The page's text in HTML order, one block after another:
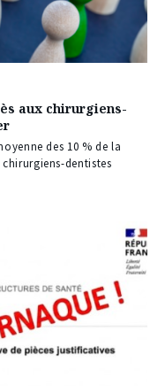
aux chirurgiens-
des 10 % de la
dentistes